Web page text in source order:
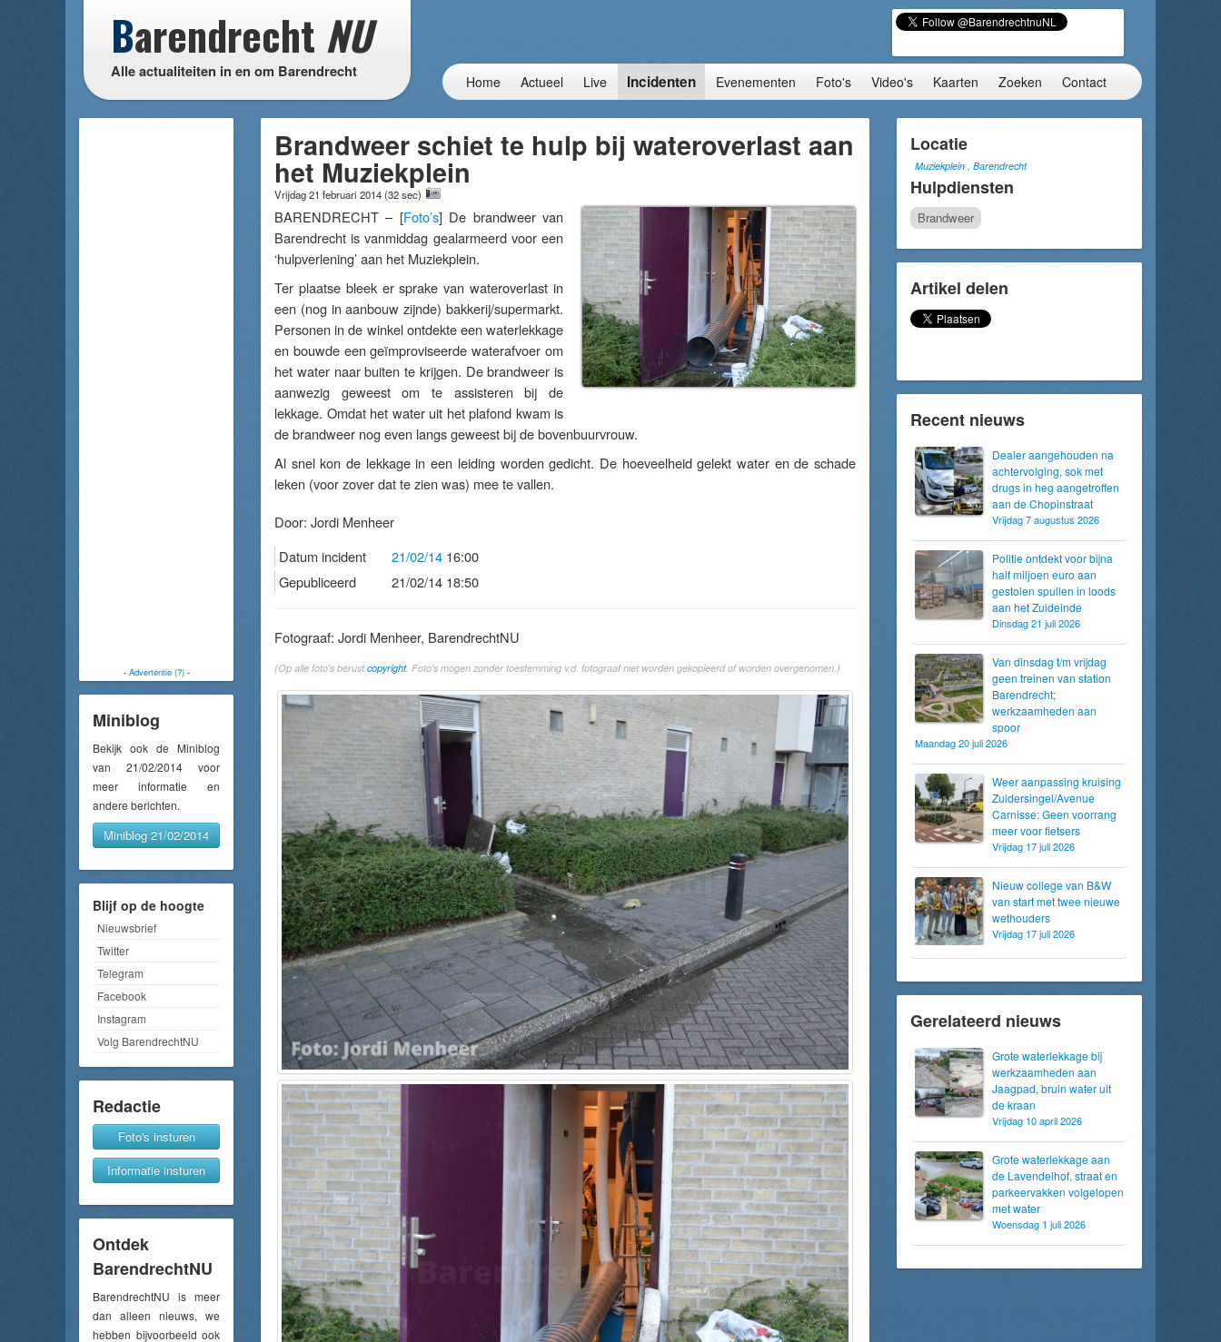
Barendrecht NU
Alle actualiteiten in en om Barendrecht
Home Actueel Live Incidenten Evenementen Foto's Video's Kaarten Zoeken Contact
- Advertentie (?)-
Miniblog
Bekijk ook de Miniblog
van 21/02/2014 voor
meer informatie en
andere berichten.
Miniblog 21/02/2014
Blijf op de hoogte
Nieuwsbrief
Twitter
Telegram
Facebook
Instagram
Volg BarendrechtNU
Redactie
Foto's insturen
Informatie insturen
Ontdek
BarendrechtNU
BarendrechtNU is meer
dan alleen nieuws, we
hebben bijvoorbeeld ook
Brandweer schiet te hulp bij wateroverlast aan
het Muziekplein
Vrijdag 21 februari 2014(32 sec)
BARENDRECHT – [Foto’s] De brandweer van
Barendrecht isvanmiddag gealarmeerd voor een
‘hulpverlening’ aan het Muziekplein.
Ter plaatse bleek er sprake van wateroverlast in
een (nog in aanbouw zijnde) bakkerij/supermarkt.
Personen in de winkel ontdekte een waterlekkage
en bouwde een geïmproviseerde waterafvoer om
het water naar buiten te krijgen. De brandweer is
aanwezig geweest om te assisteren bij de
lekkage. Omdat het water uit het plafond kwam is
de brandweer nog even langs geweest bij de bovenbuurvrouw.
Al snel kon de lekkage in een leiding worden gedicht. De hoeveelheid gelekt water en de schade
leken (voor zover dat te zien was) mee te vallen.
Door: Jordi Menheer
Datum incident
21/02/14 16:00
Gepubliceerd
21/02/14 18:50
Fotograaf: Jordi Menheer, BarendrechtNU
(Op alle foto's berustcopyright. Foto's mogen zonder toestemming v.d. fotograaf niet worden gekopieerd of worden overgenomen.)
Locatie
Muziekplein , Barendrecht
Hulpdiensten
Brandweer
Artikel delen
Recent nieuws
Dealer aangehouden na
achtervolging, sok met
drugs in heg aangetroffen
aan de Chopinstraat
Vrijdag 7 augustus 2026
Politie ontdekt voor bijna
half miljoen euro aan
gestolen spullen in loods
aan het Zuideinde
Dinsdag 21 juli 2026
Van dinsdag t/m vrijdag
geen treinen van station
Barendrecht;
werkzaamheden aan
spoor
Maandag 20 juli 2026
Weer aanpassing kruising
Zuidersingel/Avenue
Carnisse: Geen voorrang
meer voor fietsers
Vrijdag 17 juli 2026
Nieuw college van B&W
van start met twee nieuwe
wethouders
Vrijdag 17 juli 2026
Gerelateerd nieuws
Grote waterlekkage bij
werkzaamheden aan
Jaagpad, bruin water uit
de kraan
Vrijdag 10 april 2026
Grote waterlekkage aan
de Lavendelhof, straat en
parkeervakken volgelopen
met water
Woensdag 1 juli 2026